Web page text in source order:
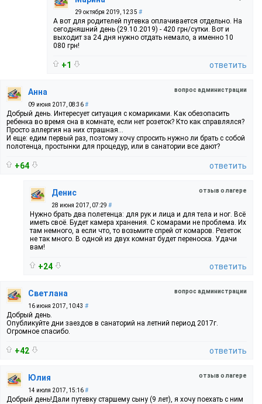
29 октября 2019, 12:35 #
А вот для родителей путевка оплачивается отдельно. На
сегодняшний день (29.10.2019) - 420 грн/сутки. Вот и
выходит за 24 дня нужно отдать немало, а именно 10
080 грн!
+1 ответить
вопрос администрации
Анна
09 июня 2017, 08:36#
Добрый день. Интересует ситуация с комариками. Как обезопасить
ребенка во время сна в комнате, если нет розеток? Кто как справлялся?
Просто аллергия на них страшная...
И еще: едим первый раз, поэтому хочу спросить нужно ли брать с собой
полотенца, простынки для процедур, или в санатории все дают?
+64 ответить
отзыв о лагере
Денис
28 июня 2017, 07:29 #
Нужно брать два полетенца: для рук и лица и для тела и ног. Всё
иметь своё. Будет камера хранения. С комарами не проблема. Их
там немного, а если что, то возьмите спрей от комаров. Резеток
не так много. В одной из двух комнат будет переноска. Удачи
вам!
+24 ответить
вопрос администрации
Светлана
16 июня 2017, 10:43 #
Добрый день.
Опубликуйте дни заездов в санаторий на летний период 2017г.
Огромное спасибо.
+42 ответить
отзыв о лагере
Юлия
14 июля 2017, 15:16#
Добрый день!Дали путевку старшему сыну (9 лет), я хочу поехать с ним